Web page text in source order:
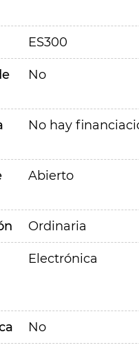
ES300
No
No hay
Abierto
Ordinaria
Electrónica
No